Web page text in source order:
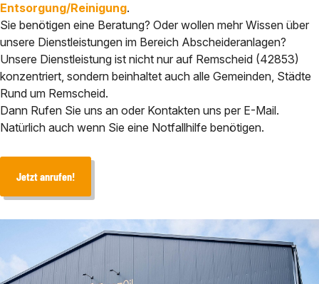
Entsorgung/Reinigung.
Sie benötigen eine Beratung? Oder wollen mehr Wissen über
unsere Dienstleistungen im Bereich Abscheideranlagen?
Unsere Dienstleistung ist nicht nur auf Remscheid (42853)
konzentriert, sondern beinhaltet auch alle Gemeinden, Städte
Rund um Remscheid.
Dann Rufen Sie uns an oder Kontakten uns per E-Mail.
Natürlich auch wenn Sie eine Notfallhilfe benötigen.
Jetzt anrufen!